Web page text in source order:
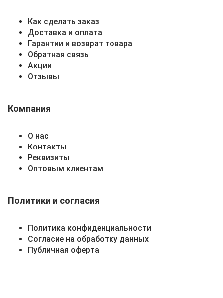
Как сделать заказ
Доставка и оплата
Гарантии и возврат товара
Обратная связь
Акции
Отзывы
Компания
О нас
Контакты
Реквизиты
Оптовым клиентам
Политики и согласия
Политика конфиденциальности
Согласие на обработку данных
Публичная оферта